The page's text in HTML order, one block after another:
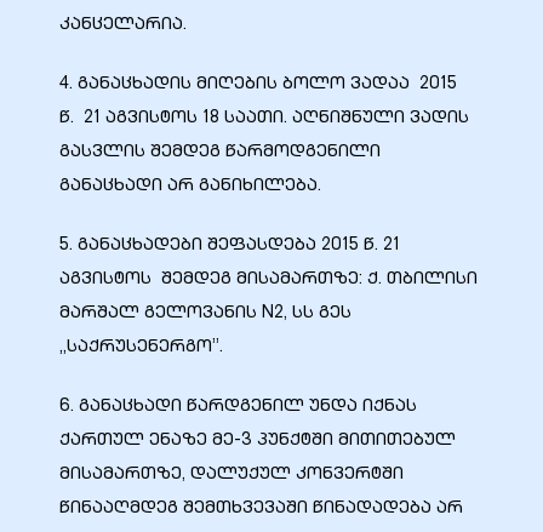
კანცელარია.
4. განაცხადის მიღების ბოლო ვადაა 2015
წ. 21 აგვისტოს 18 საათი. აღნიშნული ვადის
გასვლის შემდეგ წარმოდგენილი
განაცხადი არ განიხილება.
5. განაცხადები შეფასდება 2015 წ. 21
აგვისტოს შემდეგ მისამართზე: ქ. თბილისი
მარშალ გელოვანის N2, სს გეს
„საქრუსენერგო”.
6. განაცხადი წარდგენილ უნდა იქნას
ქართულ ენაზე მე-3 პუნქტში მითითებულ
მისამართზე, დალუქულ კონვერტში
წინააღმდეგ შემთხვევაში წინადადება არ